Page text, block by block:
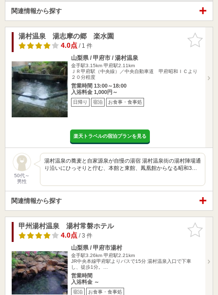
関連情報から探す
お気に入
りに追加
湯村温泉 湯志摩の郷 楽水園
4.0点/ 1 件
山梨県 / 甲府市 / 湯村温泉
金手駅3.15km 甲府駅2.11km
ＪＲ甲府駅（中央線）／中央自動車道 甲府昭和ＩＣより
２０分程度
営業時間 13:00～18:00
入浴料金 1,000円～
日帰り 宿泊 お食事・食事処
楽天トラベルの宿泊プランを見る
50代～
男性
湯村温泉の蕎麦と自家源泉が自慢の湯宿 湯村温泉街の湯村陣場通
り沿いにひっそりと佇む、本館と東館、鳳凰館からなる昭和3…
関連情報から探す
お気に入
りに追加
甲州湯村温泉 湯村常磐ホテル
4.0点/ 3 件
山梨県 / 甲府市湯村
金手駅3.26km 甲府駅2.21km
JR中央本線甲府駅よりバスで15分 湯村温泉入口で下車
し、徒歩1分。…
営業時間
入浴料金 ～
宿泊 お食事・食事処